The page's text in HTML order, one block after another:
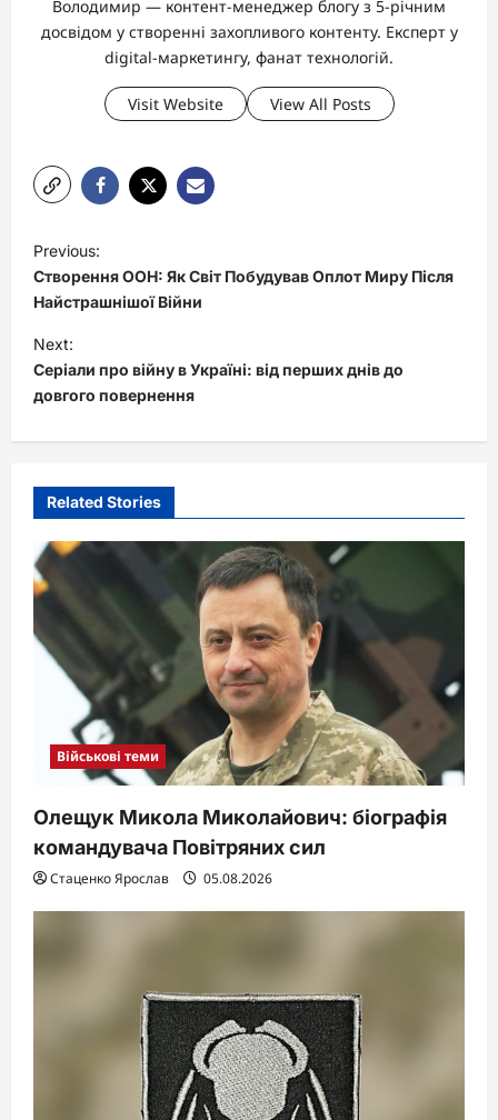
Володимир — контент-менеджер блогу з 5-річним
досвідом у створенні захопливого контенту. Експерт у
digital-маркетингу, фанат технологій.
Visit Website View All Posts
P
o
s
t
n
a
v
g
a
t
o
Previous:
Створення ООН: Як Світ Побудував Оплот Миру Після
Найстрашнішої Війни
Next:
Серіали про війну в Україні: від перших днів до
довгого повернення
Related Stories
Військові теми
Олещук Микола Миколайович: біографія
командувача Повітряних сил
Стаценко Ярослав 05.08.2026